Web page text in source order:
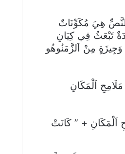
هِيَ مُكَوِّنَاتٌ
تَبْعَثُ فِي كِيَانِ
مِنْ اَلزَّمَنُوهُو
اَلْمَكَانِ
اَلْمَكَانِ + ” كَانَتْ